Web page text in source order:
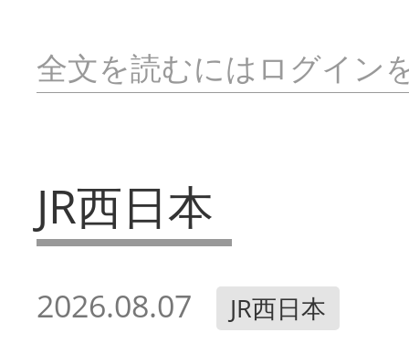
全文を読むにはログイン
JR西日本
2026.08.07 JR西日本